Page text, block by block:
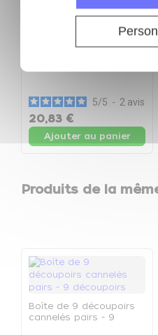
Boîte de 8 découpoirs
larmes unis - Boîte de 8
5/5 - 2 avis
20,83 €
Ajouter au panier
Produits de la
Boîte de 9 découpoirs
cannelés pairs - 9